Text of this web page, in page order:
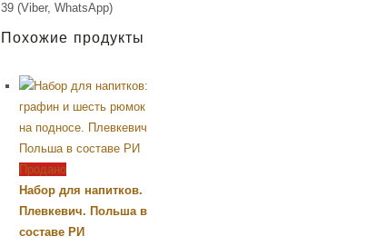
39 (Viber, WhatsApp)
Похожие продукты
Продано
Набор для напитков.
Плевкевич. Польша в
составе РИ